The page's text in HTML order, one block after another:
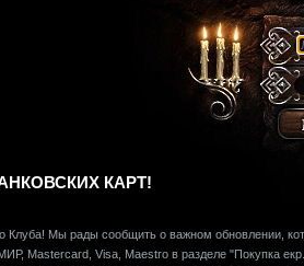
КАРТ!
Клуба! Мы рады сообщить о важном обновлении,
Mastercard, Visa, Maestro в разделе "Покупка